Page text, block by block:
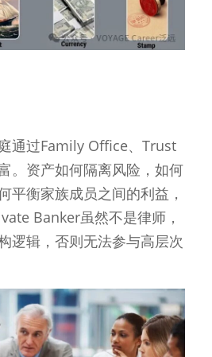
通过Family Office、Trust
。资产如何隔离风险，如何
平衡家族成员之间的利益，
Banker虽然不是律师，
逻辑，否则无法参与高层次